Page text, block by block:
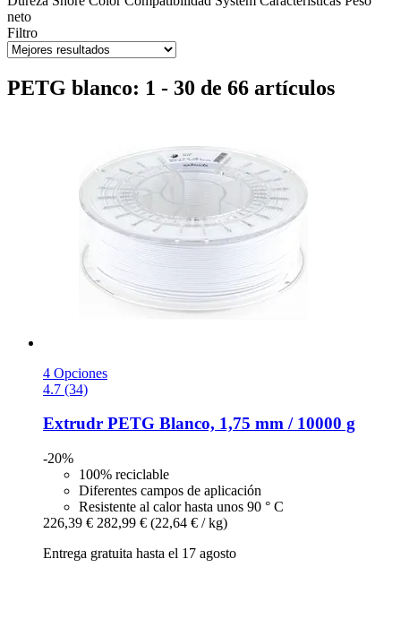
neto
Filtro
PETG blanco: 1 - 30 de 66 artículos
4 Opciones
4.7 (34)
Extrudr PETG Blanco, 1,75 mm / 10000 g
-20%
100% reciclable
Diferentes campos de aplicación
Resistente al calor hasta unos 90 ° C
226,39 € 282,99 € (22,64 € / kg)
Entrega gratuita hasta el 17 agosto